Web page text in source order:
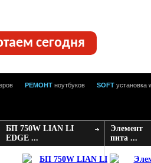
сегодня
РЕМОНТ ноутбуков SOFT установка
БП 750W LIAN LI
EDGE ...
Элемент
пита ...